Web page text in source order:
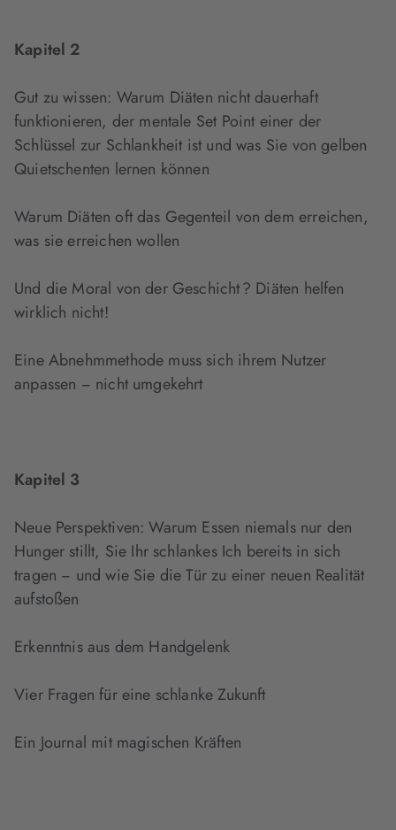
Kapitel 2
Gut zu wissen: Warum Diäten nicht dauerhaft
funktionieren, der mentale Set Point einer der
Schlüssel zur Schlankheit ist und was Sie von gelben
Quietschenten lernen können
Warum Diäten oft das Gegenteil von dem erreichen,
was sie erreichen wollen
Und die Moral von der Geschicht ? Diäten helfen
wirklich nicht!
Eine Abnehmmethode muss sich ihrem Nutzer
anpassen − nicht umgekehrt
Kapitel 3
Neue Perspektiven: Warum Essen niemals nur den
Hunger stillt, Sie Ihr schlankes Ich bereits in sich
tragen − und wie Sie die Tür zu einer neuen Realität
aufstoßen
Erkenntnis aus dem Handgelenk
Vier Fragen für eine schlanke Zukunft
Ein Journal mit magischen Kräften